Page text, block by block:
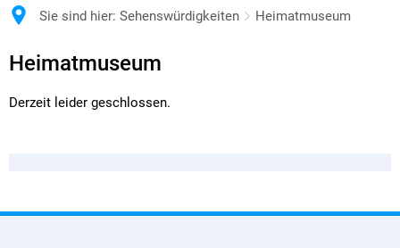
Sie sind hier: Sehenswürdigkeiten Heimatmuseum
Heimatmuseum
Heimatmuseum
Derzeit leider geschlossen.